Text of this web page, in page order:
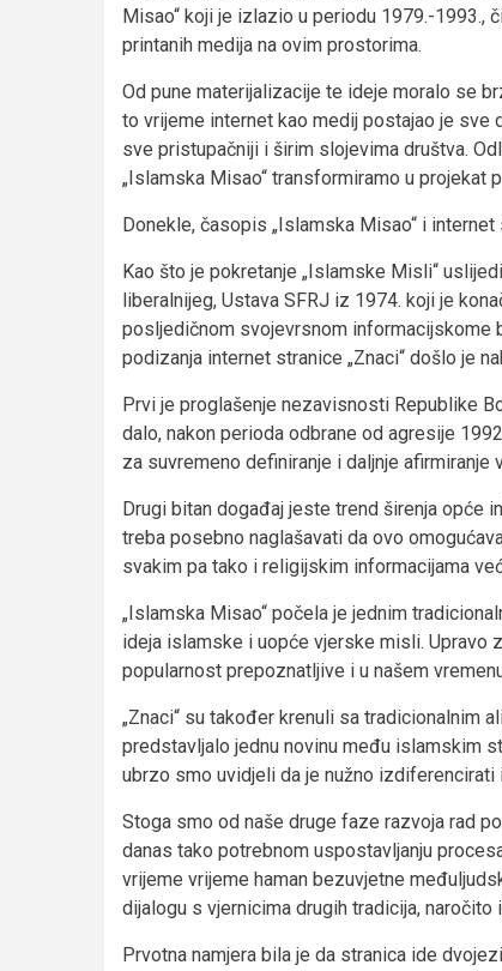
Misao“ koji je izlazio u periodu 1979.-
printanih medija na ovim prostorima.
Od pune materijalizacije te ideje moralo se
to vrijeme internet kao medij postajao je sve
sve pristupačniji i širim slojevima društva.
„Islamska Misao“ transformiramo u projekat
Donekle, časopis „Islamska Misao“ i internet
Kao što je pokretanje „Islamske Misli“
liberalnijeg, Ustava SFRJ iz 1974. koji je
posljedičnom svojevrsnom informacijskome
podizanja internet stranice „Znaci“ došlo je
Prvi je proglašenje nezavisnosti Republike
dalo, nakon perioda odbrane od agresije
za suvremeno definiranje i daljnje afirmiranje
Drugi bitan događaj jeste trend širenja opće
treba posebno naglašavati da ovo
svakim pa tako i religijskim informacijama
„Islamska Misao“ počela je jednim
ideja islamske i uopće vjerske misli. Upravo
popularnost prepoznatljive i u našem
„Znaci“ su također krenuli sa tradicionalnim
predstavljalo jednu novinu među islamskim
ubrzo smo uvidjeli da je nužno izdiferencirati
Stoga smo od naše druge faze razvoja rad
danas tako potrebnom uspostavljanju
vrijeme vrijeme haman bezuvjetne
dijalogu s vjernicima drugih tradicija,
Prvotna namjera bila je da stranica ide